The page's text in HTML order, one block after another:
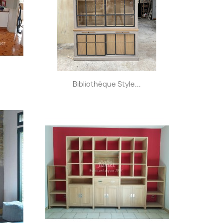
Aperçu rapide
Bibliothèque Style...